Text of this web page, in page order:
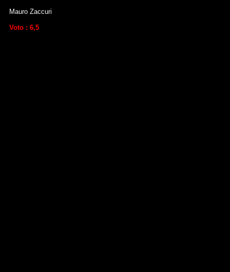
Mauro Zaccuri
Voto : 6,5